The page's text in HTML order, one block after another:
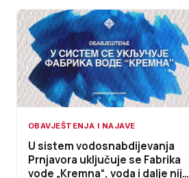
OBAVJEŠTENJA I NAJAVE
U sistem vodosnabdijevanja
Prnjavora uključuje se Fabrika
vode „Kremna“, voda i dalje nije